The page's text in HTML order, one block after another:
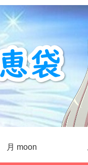
月 moon